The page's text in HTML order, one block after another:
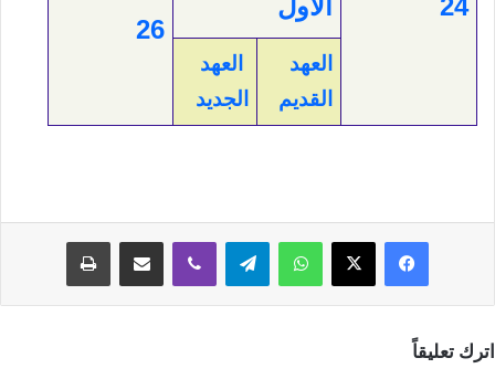
24
26
الأول
العهد
القديم
العهد
الجديد
فيسبوك ‫X واتساب تيلقرام ڤايبر
اترك تعليقاً